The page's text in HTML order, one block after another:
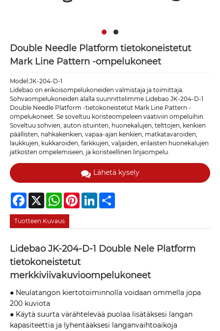
Double Needle Platform tietokoneistetut
Mark Line Pattern -ompelukoneet
Model:JK-204-D-1
Lidebao on erikoisompelukoneiden valmistaja ja toimittaja.
Sohvaompelukoneiden alalla suunnittelimme Lidebao JK-204-D-1
Double Needle Platform -tietokoneistetut Mark Line Pattern -
ompelukoneet. Se soveltuu koristeompeleen vaativiin ompeluihin.
Soveltuu sohvien, auton istuinten, huonekalujen, telttojen, kenkien
päällisten, nahkakenkien, vapaa-ajan kenkien, matkatavaroiden,
laukkujen, kukkaroiden, farkkujen, valjaiden, erilaisten huonekalujen
jatkosten ompelemiseen, ja koristeellinen linjaompelu.
Lähetä kysely
Facebook
X WhatsAppPinterestLinkedIn
Tuotteen Kuvaus
Lidebao JK-204-D-1 Double Nele Platform
tietokoneistetut
merkkiviivakuvioompelukoneet
● Neulatangon kiertotoiminnolla voidaan ommella jopa
200 kuviota
● Käytä suurta värähtelevää puolaa lisätäksesi langan
kapasiteettia ja lyhentääksesi langanvaihtoaikoja